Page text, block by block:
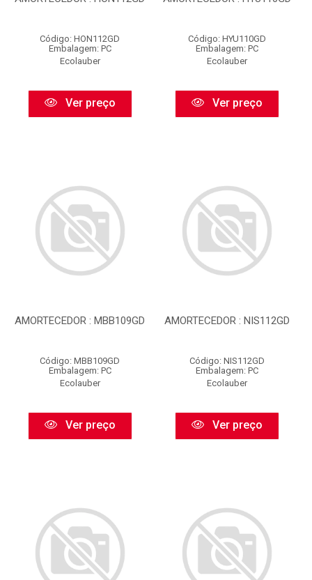
Código: HON112GD
Embalagem: PC
Ecolauber
Ver preço
Código: HYU110GD
Embalagem: PC
Ecolauber
Ver preço
AMORTECEDOR : MBB109GD
Código: MBB109GD
Embalagem: PC
Ecolauber
Ver preço
AMORTECEDOR : NIS112GD
Código: NIS112GD
Embalagem: PC
Ecolauber
Ver preço